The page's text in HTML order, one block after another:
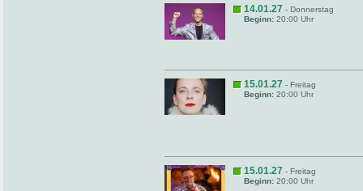
14.01.27 - Donnerstag
Beginn: 20:00 Uhr
15.01.27 - Freitag
Beginn: 20:00 Uhr
15.01.27 - Freitag
Beginn: 20:00 Uhr